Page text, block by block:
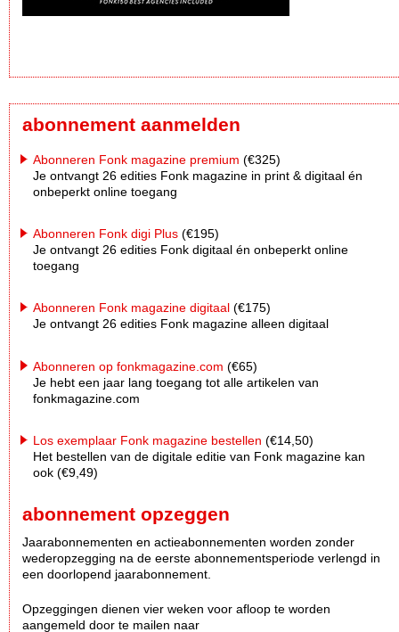
abonnement aanmelden
Abonneren Fonk magazine premium (€325)
Je ontvangt 26 edities Fonk magazine in print & digitaal én
onbeperkt online toegang
Abonneren Fonk digi Plus (€195)
Je ontvangt 26 edities Fonk digitaal én onbeperkt online
toegang
Abonneren Fonk magazine digitaal (€175)
Je ontvangt 26 edities Fonk magazine alleen digitaal
Abonneren op fonkmagazine.com (€65)
Je hebt een jaar lang toegang tot alle artikelen van
fonkmagazine.com
Los exemplaar Fonk magazine bestellen (€14,50)
Het bestellen van de digitale editie van Fonk magazine kan
ook (€9,49)
abonnement opzeggen
Jaarabonnementen en actieabonnementen worden zonder
wederopzegging na de eerste abonnementsperiode verlengd in
een doorlopend jaarabonnement.
Opzeggingen dienen vier weken voor afloop te worden
aangemeld door te mailen naar